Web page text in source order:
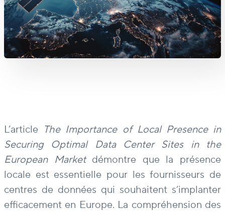
L’article The Importance of Local Presence in
Securing Optimal Data Center Sites in the
European Marketdémontre que la présence
locale est essentielle pour les fournisseurs de
centres de données qui souhaitent s’implanter
efficacement en Europe. La compréhension des